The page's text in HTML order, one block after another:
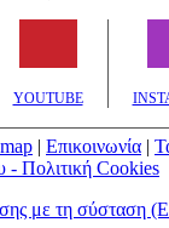
YOUTUBE
| Επικοινωνία |
- Πολιτική Cookies
με τη σύσταση